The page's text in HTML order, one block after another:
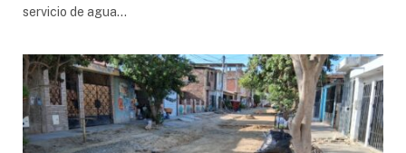
servicio de agua…